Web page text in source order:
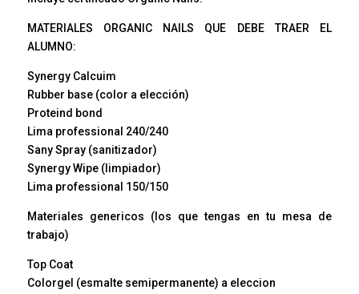
MATERIALES ORGANIC NAILS QUE DEBE TRAER EL
ALUMNO:
Synergy Calcuim
Rubber base (color a elección)
Proteind bond
Lima professional 240/240
Sany Spray (sanitizador)
Synergy Wipe (limpiador)
Lima professional 150/150
Materiales genericos (los que tengas en tu mesa de
trabajo)
Top Coat
Colorgel (esmalte semipermanente) a eleccion